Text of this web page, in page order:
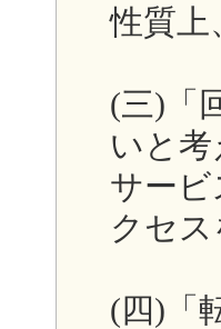
性質上
(三)「
いと
サー
クセ
(四)「